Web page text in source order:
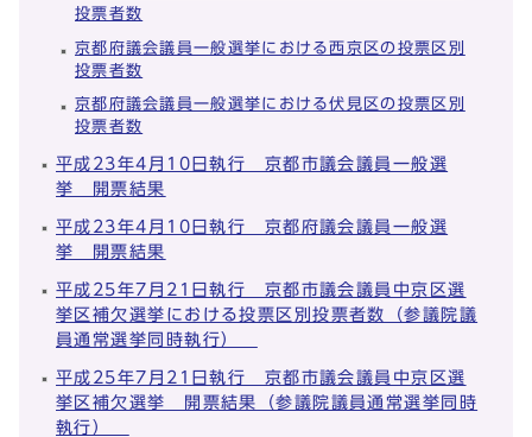
投票者数
京都府議会議員一般選挙における西京区の投票区別
投票者数
京都府議会議員一般選挙における伏見区の投票区別
投票者数
平成23年4月10日執行 京都市議会議員一般選
挙 開票結果
平成23年4月10日執行 京都府議会議員一般選
挙 開票結果
平成25年7月21日執行 京都市議会議員中京区選
挙区補欠選挙における投票区別投票者数（参議院議
員通常選挙同時執行）
平成25年7月21日執行 京都市議会議員中京区選
挙区補欠選挙 開票結果（参議院議員通常選挙同時
執行）